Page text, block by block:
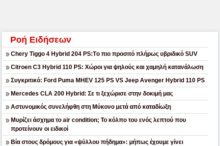
Ροή Ειδήσεων
Chery Tiggo 4 Hybrid 204 PS:Tο πιο προσιτό πλήρως υβριδικό SUV
Citroen C3 Hybrid 110 PS: Χώροι για ψηλούς και χαμηλή κατανάλωση
Συγκριτικό: Ford Puma MHEV 125 PS VS Jeep Avenger Hybrid 110 PS
Mercedes CLA 200 Hybrid: Σε τι ξεχώρισε στην δοκιμή μας
Αστυνομικός συνελήφθη στη Μύκονο μετά από καταδίωξη
Μυρίζει άσχημα το air condition; Το κόλπο του ενός λεπτού που
προτείνουν οι ειδικοί
Βία στους δρόμους για «ψύλλου πήδημα»: μήπως έχουμε γίνει